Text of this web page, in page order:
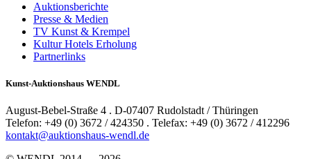
Auktionsberichte
Presse & Medien
TV Kunst & Krempel
Kultur Hotels Erholung
Partnerlinks
Kunst-Auktionshaus WENDL
August-Bebel-Straße 4 . D-07407 Rudolstadt / Thüringen
Telefon: +49 (0) 3672 / 424350 . Telefax: +49 (0) 3672 / 412296
kontakt@auktionshaus-wendl.de